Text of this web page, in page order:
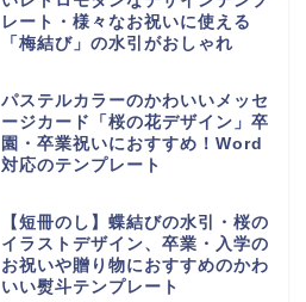
レート・様々なお祝いに使える
「梅結び」の水引がおしゃれ
パステルカラーのかわいいメッセ
ージカード「桜の花デザイン」卒
園・卒業祝いにおすすめ！Word
対応のテンプレート
【短冊のし】蝶結びの水引・桜の
イラストデザイン、卒業・入学の
お祝いや贈り物におすすめのかわ
いい熨斗テンプレート